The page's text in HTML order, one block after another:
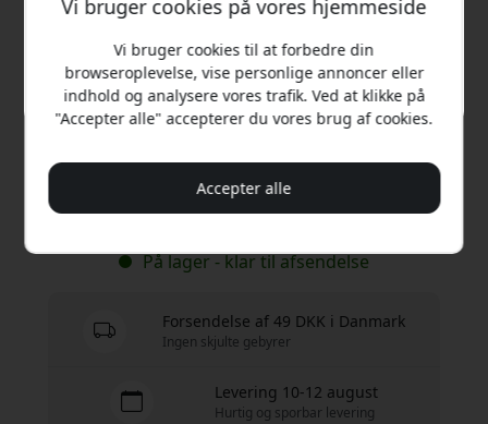
Anbefalet pris
Køb nu
På lager - klar til afsendelse
Forsendelse af 49 DKK i Danmark
Ingen skjulte gebyrer
Levering 10-12 august
Hurtig og sporbar levering
Vi bruger cookies på vores hjemmeside
Vi bruger cookies til at forbedre din
browseroplevelse, vise personlige annoncer eller
indhold og analysere vores trafik. Ved at klikke på
"Accepter alle" accepterer du vores brug af cookies.
Accepter alle
Nej, jeg vil hellere betale fuld pris.